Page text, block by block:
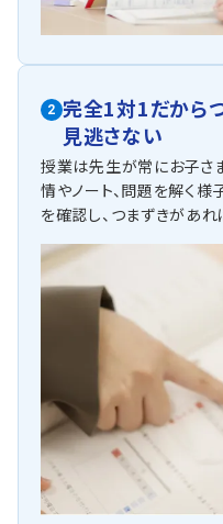
2 完全1対1だから
見逃さない
授業は先生が常にお子さ
情やノート、問題を解く様
を確認し、つまずきがあれ